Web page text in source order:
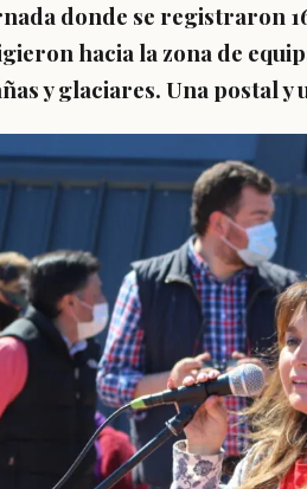
donde se registraron
hacia la zona de
y glaciares. Una postal y